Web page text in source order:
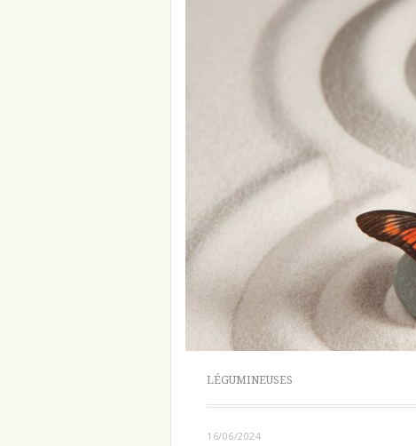
LÉGUMINEUSES
16/06/2024